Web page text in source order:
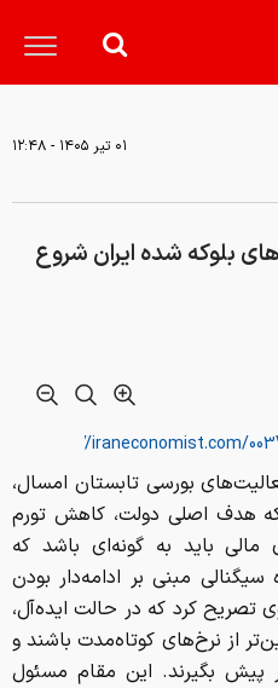
۰۱ تير ۱۴۰۵ - ۱۲:۴۸
بلوکه شده ایران شروع
بورسی تابستان امسال،
هدف اصلی دولت، کاهش تورم
باید به گونه‌ای باشد که
مبنی بر ادامه‌دار بودن
تصریح کرد که در حالت ایده‌آل،
از نرخ‌های کوتاه‌مدت باشند و
پیش بگیرند. این مقام مسئول